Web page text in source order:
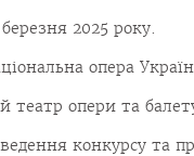
2025 року.
опера
опери та
конкурсу та